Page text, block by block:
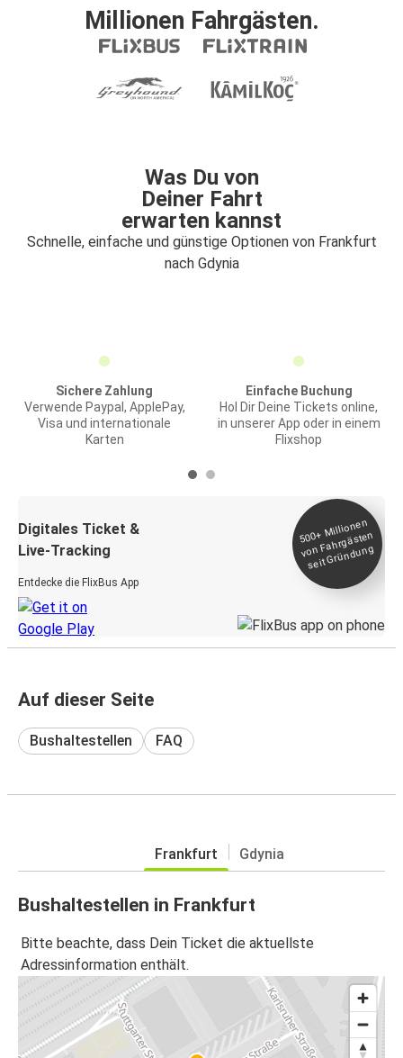
Millionen Fahrgästen.
Was Du von
Deiner Fahrt
erwarten kannst
Schnelle, einfache und günstige Optionen von Frankfurt
nach Gdynia
Sichere Zahlung
Verwende Paypal, ApplePay,
Visa und internationale
Karten
Einfache Buchung
Hol Dir Deine Tickets online,
in unserer App oder in einem
Flixshop
Digitales Ticket &
Live-Tracking
Entdecke die FlixBus App
500+
Millionen
von Fahrgästen
seit
Gründung
Auf dieser Seite
Bushaltestellen FAQ
Frankfurt Gdynia
Bushaltestellen in Frankfurt
Bitte beachte, dass Dein Ticket die aktuellste
Adressinformation enthält.